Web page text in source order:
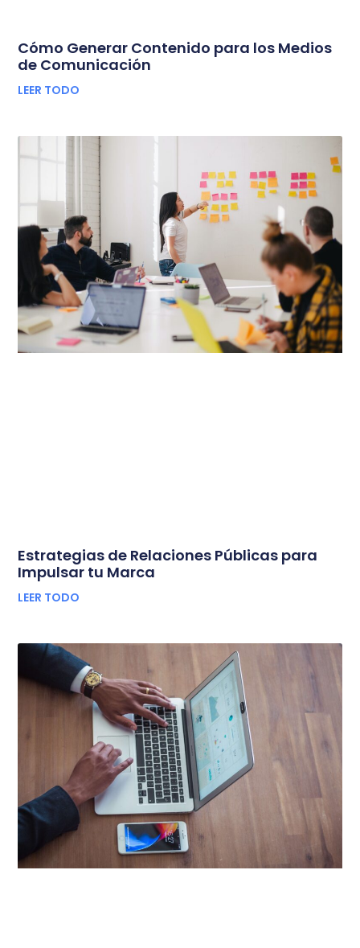
Cómo Generar Contenido para los Medios
de Comunicación
LEER TODO
Estrategias de Relaciones Públicas para
Impulsar tu Marca
LEER TODO